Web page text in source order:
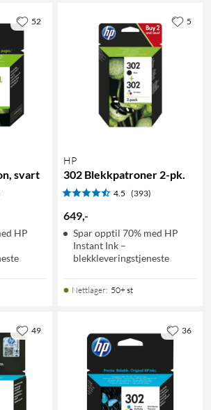
svart
HP
52
HP
302 Blekkpatroner 2-pk.
4.5 (393)
649,-
Spar opptil 70% med HP
Instant Ink –
blekkleveringstjeneste
Nettlager: 50+ st
5
49 36